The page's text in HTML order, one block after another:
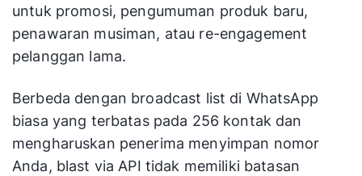
untuk promosi, pengumuman produk baru,
penawaran musiman, atau re-engagement
pelanggan lama.
Berbeda dengan broadcast list di WhatsApp
biasa yang terbatas pada 256 kontak dan
mengharuskan penerima menyimpan nomor
Anda, blast via API tidak memiliki batasan